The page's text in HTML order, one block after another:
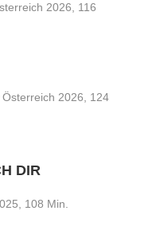
2026, 116
2026, 124
DIR
108 Min.